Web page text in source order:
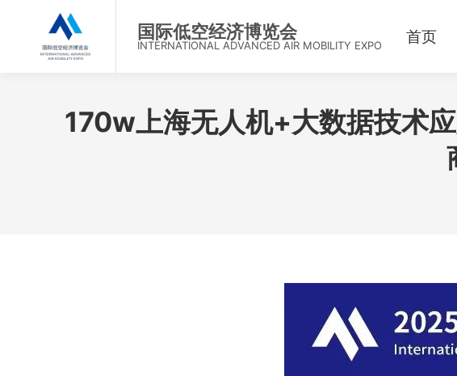
国际低空经济博览会
INTERNATIONAL ADVANCED AIR MOBILITY EXPO 首页
170w上海无人机+大数据技术应
展商